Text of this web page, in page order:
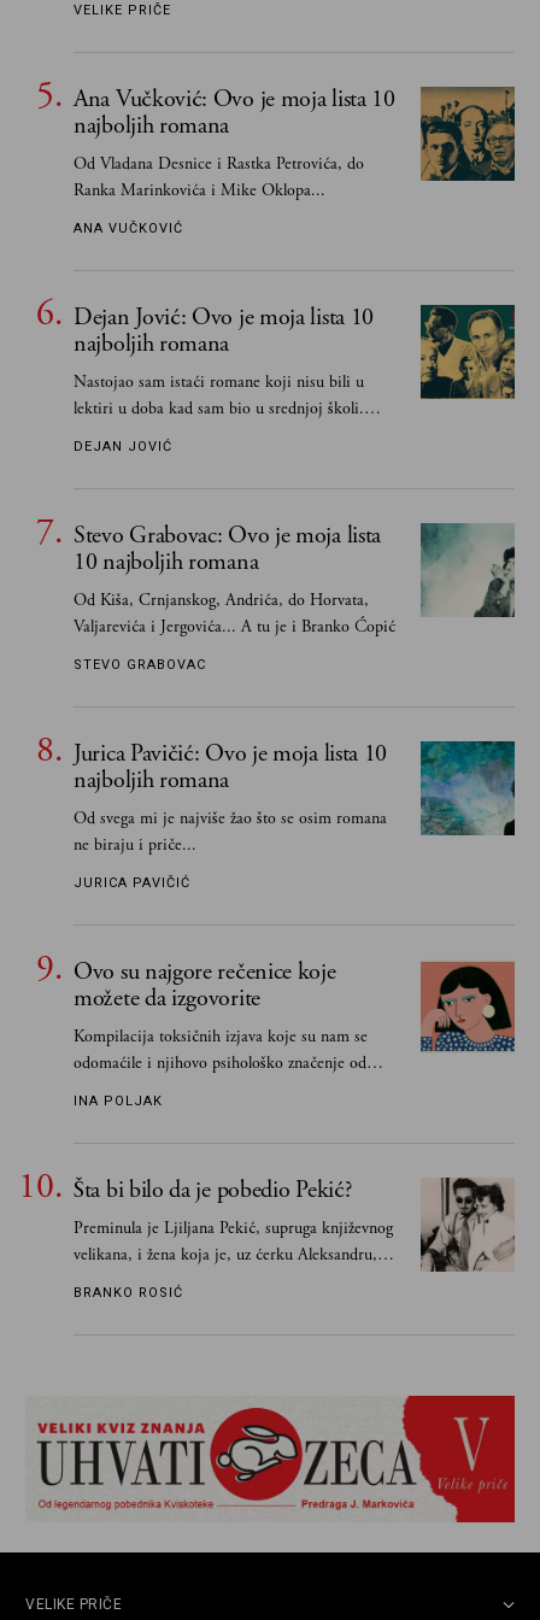
VELIKE PRIČE
Ana Vučković: Ovo je moja lista 10
najboljih romana
Od Vladana Desnice i Rastka Petrovića, do
Ranka Marinkovića i Mike Oklopa...
ANA VUČKOVIĆ
Dejan Jović: Ovo je moja lista 10
najboljih romana
Nastojao sam istaći romane koji nisu bili u
lektiri u doba kad sam bio u srednjoj školi.
Smatrao sam da su "klasici" već dovoljno
DEJAN JOVIĆ
Stevo Grabovac: Ovo je moja lista
10 najboljih romana
Od Kiša, Crnjanskog, Andrića, do Horvata,
Valjarevića i Jergovića... A tu je i Branko Ćopić
STEVO GRABOVAC
Jurica Pavičić: Ovo je moja lista 10
najboljih romana
Od svega mi je najviše žao što se osim romana
ne biraju i priče...
JURICA PAVIČIĆ
Ovo su najgore rečenice koje
možete da izgovorite
Kompilacija toksičnih izjava koje su nam se
odomaćile i njihovo psihološko značenje od
INA POLJAK
Šta bi bilo da je pobedio Pekić?
Preminula je Ljiljana Pekić, supruga književnog
velikana, i žena koja je, uz ćerku Aleksandru,
vodila računa o zaostavštini pisca. Ovu priču o
BRANKO ROSIĆ
VELIKE PRIČE